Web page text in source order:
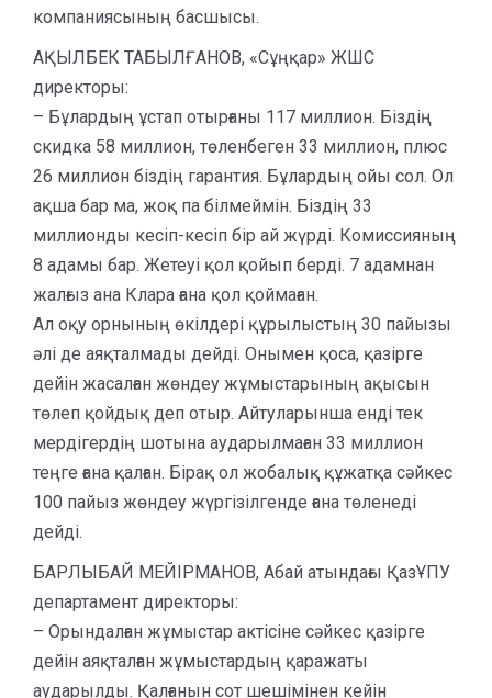
компаниясының басшысы.
АҚЫЛБЕК ТАБЫЛҒАНОВ, «Сұңқар» ЖШС
директоры:
– Бұлардың ұстап отырғаны 117 миллион. Біздің
скидка 58 миллион, төленбеген 33 миллион, плюс
26 миллион біздің гарантия. Бұлардың ойы сол. Ол
ақша бар ма, жоқ па білмеймін. Біздің 33
миллионды кесіп-кесіп бір ай жүрді. Комиссияның
8 адамы бар. Жетеуі қол қойып берді. 7 адамнан
жалғыз ана Клара ғана қол қоймаған.
Ал оқу орнының өкілдері құрылыстың 30 пайызы
әлі де аяқталмады дейді. Онымен қоса, қазірге
дейін жасалған жөндеу жұмыстарының ақысын
төлеп қойдық деп отыр. Айтуларынша енді тек
мердігердің шотына аударылмаған 33 миллион
теңге ғана қалған. Бірақ ол жобалық құжатқа сәйкес
100 пайыз жөндеу жүргізілгенде ғана төленеді
дейді.
БАРЛЫБАЙ МЕЙІРМАНОВ, Абай атындағы ҚазҰПУ
департамент директоры:
– Орындалған жұмыстар актісіне сәйкес қазірге
дейін аяқталған жұмыстардың қаражаты
аударылды. Қалғанын сот шешімінен кейін